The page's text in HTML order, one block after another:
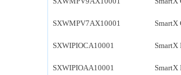
SXWMPV7AX10001 SmartX
SXWIPIOCA10001 SmartX
SXWIPIOAA10001 SmartX